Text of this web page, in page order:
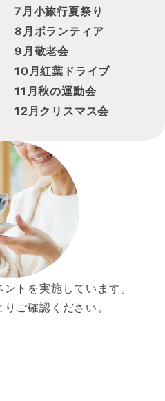
7月 小旅行夏祭り
8月 ボランティア
9月 敬老会
10月紅葉ドライブ
11月秋の運動会
12月 クリスマス会
トを実施しています。
ご確認ください。